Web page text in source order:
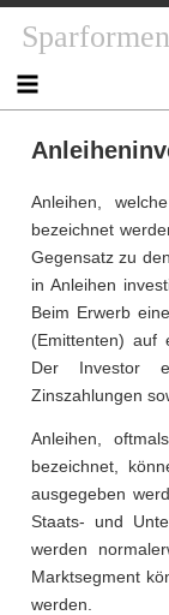
Sparformen
Anleihen,
bezeichnet
Gegensatz zu
in Anleihen
Beim Erwerb
(Emittenten) auf
Der Investor
Zinszahlungen
Anleihen,
bezeichnet,
ausgegeben
Staats- und
werden
Marktsegment
werden.